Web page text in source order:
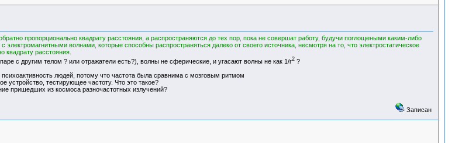
пропорционально квадрату расстояния, а распространяются до тех пор, пока не совершат работу, будучи поглощеными каким-либо
волнами, которые способны распространяться далеко от своего источника, несмотря на то, что электростатическое
квадрату расстояния.
с другим телом ? или отражатели есть?), волны не сферические, и угасают волны не как 1/r2?
людей, потому что частота была сравнима с мозговым ритмом
устройство, тестирующее частоту. Что это такое?
пришедших из космоса разночастотных излучений?
Записан